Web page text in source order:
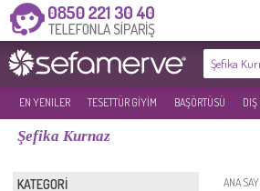
EN YENILER TESETTÜR GİYİM BAŞÖRTÜSÜ DIŞ
Şefika Kurnaz
KATEGORİ ANA